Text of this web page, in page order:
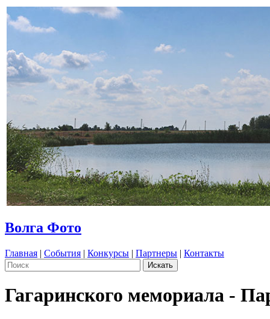
Волга Фото
Главная | События | Конкурсы | Партнеры | Контакты
Гагаринского мемориала -